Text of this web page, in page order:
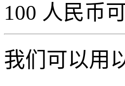
100 人民币
我们可以用